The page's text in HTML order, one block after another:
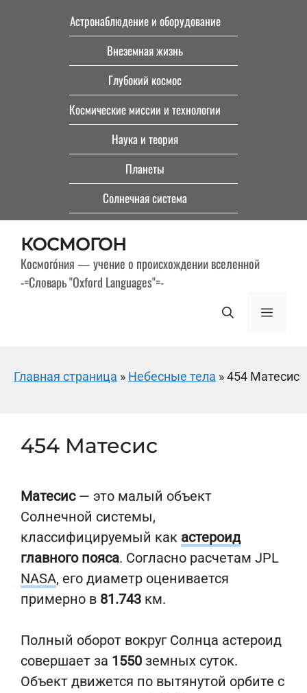
Астронаблюдение и оборудование
Внеземная жизнь
Глубокий космос
Космические миссии и технологии
Наука и теория
Планеты
Солнечная система
КОСМОГОН
Космого́ния — учение о происхождении вселенной
-=Словарь "Oxford Languages"=-
Меню
Главная страница » Небесные тела »454 Матесис
454 Матесис
Матесис— это малый объект
Солнечной системы,
классифицируемый как астероид
главного пояса. Согласно расчетам JPL
NASA, его диаметр оценивается
примерно в 81.743 км.
Полный оборот вокруг Солнца астероид
совершает за 1550 земных суток.
Объект движется по вытянутой орбите с